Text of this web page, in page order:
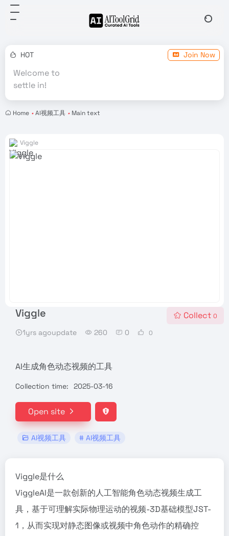
HOT Join Now
Welcome to
settle in!
Home • AI视频工具 • Main text
Viggle
1yrs agoupdate 260 0 0
Collect 0
AI生成角色动态视频的工具
Collection time: 2025-03-16
Open site
AI视频工具 # AI视频工具
Viggle
Viggle是什么
ViggleAI是一款创新的人工智能角色动态视频生成工
具，基于可理解实际物理运动的视频-3D基础模型JST-
1，从而实现对静态图像或视频中角色动作的精确控